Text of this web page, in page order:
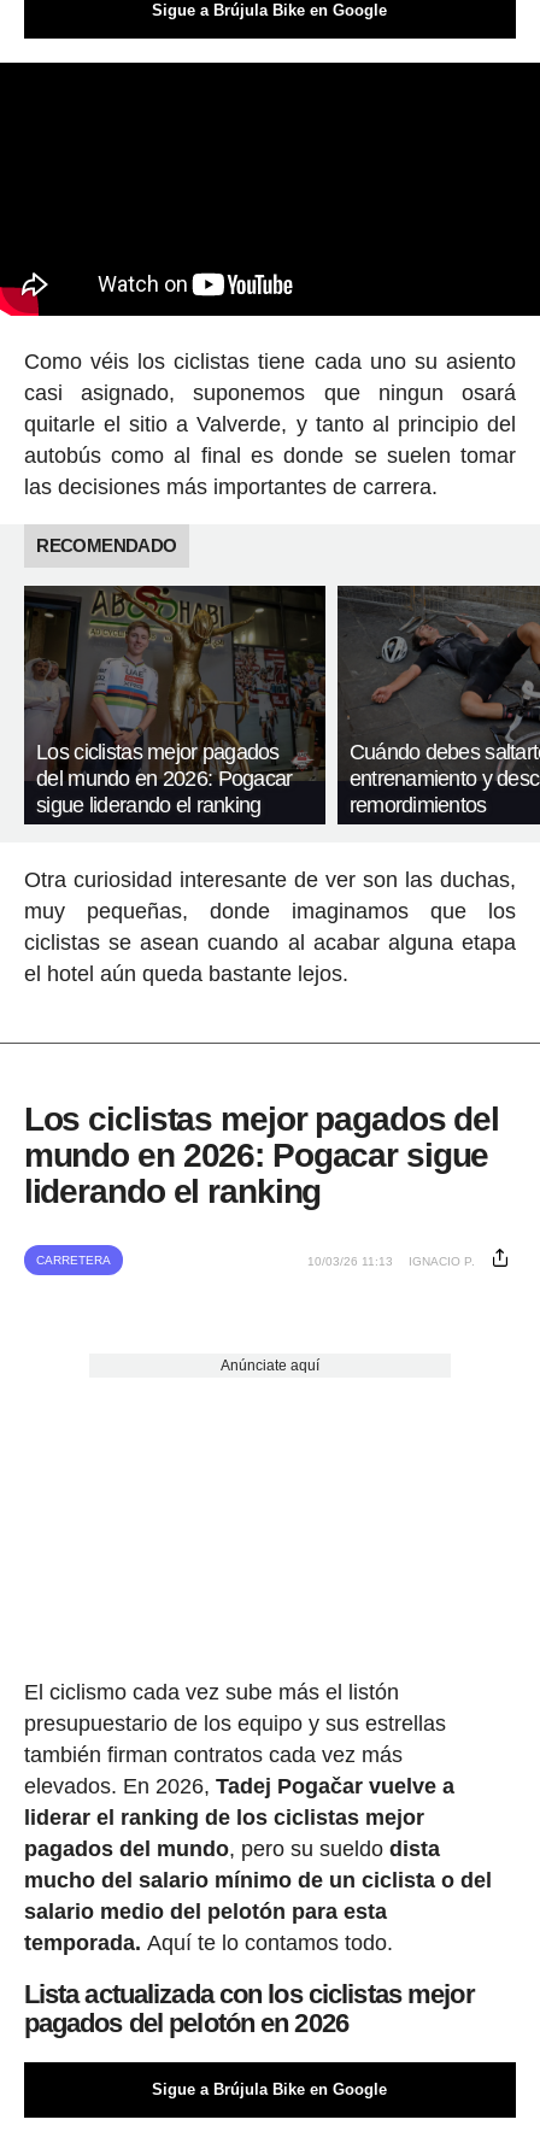
Sigue a Brújula Bike en Google
Como véis los ciclistas tiene cada uno su asiento
casi asignado, suponemos que ningun osará
quitarle el sitio a Valverde, y tanto al principio del
autobús como al final es donde se suelen tomar
las decisiones más importantes de carrera.
RECOMENDADO
Los ciclistas mejor pagados
del mundo en 2026: Pogacar
sigue liderando el ranking
Cuándo debes
entrenamiento y
remordimientos
Otra curiosidad interesante de ver son las duchas,
muy pequeñas, donde imaginamos que los
ciclistas se asean cuando al acabar alguna etapa
el hotel aún queda bastante lejos.
Los ciclistas mejor pagados del
mundo en 2026: Pogacar sigue
liderando el ranking
CARRETERA 10/03/26 11:13 IGNACIO P.
Anúnciate aquí
El ciclismo cada vez sube más el listón
presupuestario de los equipo y sus estrellas
también firman contratos cada vez más
elevados. En 2026, Tadej Pogačar vuelve a
liderar el ranking de los ciclistas mejor
pagados del mundo, pero su sueldo dista
mucho del salario mínimo de un ciclista o del
salario medio del pelotón para esta
temporada. Aquí te lo contamos todo.
Lista actualizada con los ciclistas mejor
pagados del pelotón en 2026
Sigue a Brújula Bike en Google